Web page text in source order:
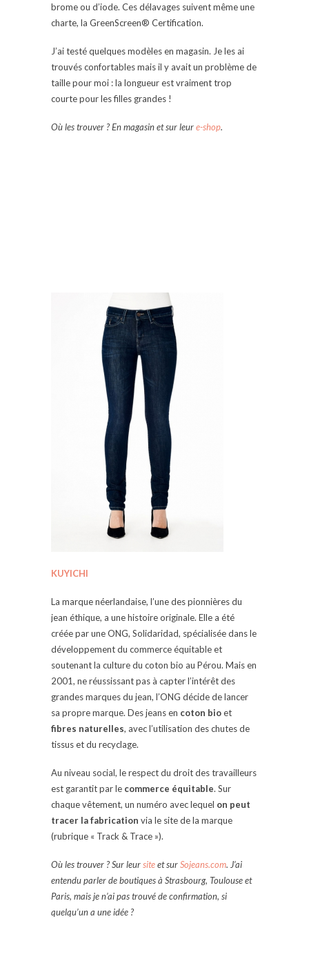
brome ou d’iode. Ces délavages suivent même une
charte, la GreenScreen® Certification.
J’ai testé quelques modèles en magasin. Je les ai
trouvés confortables mais il y avait un problème de
taille pour moi : la longueur est vraiment trop
courte pour les filles grandes !
Où les trouver ? En magasin et sur leure-shop.
KUYICHI
La marque néerlandaise, l’une des pionnières du
jean éthique, a une histoire originale. Elle a été
créée par une ONG, Solidaridad, spécialisée dans le
développement du commerce équitable et
soutenant la culture du coton bio au Pérou. Mais en
2001, ne réussissant pas à capter l’intérêt des
grandes marques du jean, l’ONG décide de lancer
sa propre marque. Des jeans en coton bioet
fibres naturelles, avec l’utilisation des chutes de
tissus et du recyclage.
Au niveau social, le respect du droit des travailleurs
est garantit par le commerce équitable. Sur
chaque vêtement, un numéro avec lequel on peut
tracer la fabrication via le site de la marque
(rubrique « Track & Trace »).
Où les trouver ? Sur leursiteet surSojeans.com. J’ai
entendu parler de boutiques à Strasbourg, Toulouse et
Paris, mais je n’ai pas trouvé de confirmation, si
quelqu’un a une idée ?